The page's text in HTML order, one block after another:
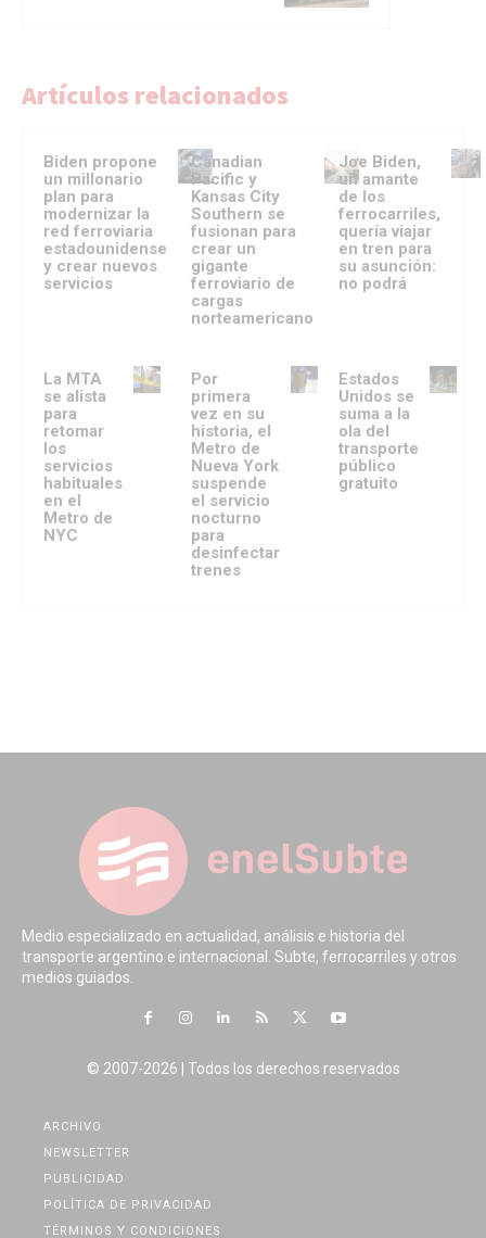
Artículos relacionados
Biden propone
un millonario
plan para
modernizar la
red ferroviaria
estadounidense
y crear nuevos
servicios
Canadian
Pacific y
Kansas City
Southern se
fusionan para
crear un
gigante
ferroviario de
cargas
norteamericano
Joe Biden,
un amante
de los
ferrocarriles,
quería viajar
en tren para
su asunción:
no podrá
La MTA
se alista
para
retomar
los
servicios
habituales
en el
Metro de
NYC
Por
primera
vez en su
historia, el
Metro de
Nueva York
suspende
el servicio
nocturno
para
desinfectar
trenes
Estados
Unidos se
suma a la
ola del
transporte
público
gratuito
Medio especializado en actualidad, análisis e historia del
transporte argentino e internacional. Subte, ferrocarriles y otros
medios guiados.
© 2007-2026 | Todos los derechos reservados
ARCHIVO
NEWSLETTER
PUBLICIDAD
POLÍTICA DE PRIVACIDAD
TÉRMINOS Y CONDICIONES